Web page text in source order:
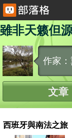
雖非天籁但
作家
文章
西班牙與南法之旅